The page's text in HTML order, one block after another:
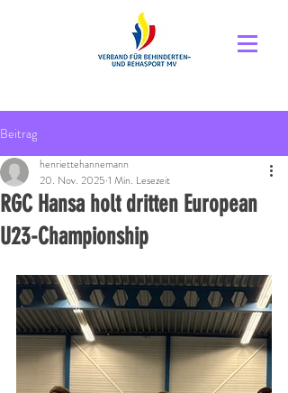
Beitrag
RGC Hansa holt dritten European
U23-Championship
henriettehannemann
20. Nov. 2025 1 Min. Lesezeit